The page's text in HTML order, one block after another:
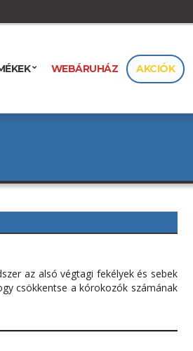
WEBÁRUHÁZ AKCIÓK
az alsó végtagi fekélyek és sebek
csökkentse a kórokozók számának